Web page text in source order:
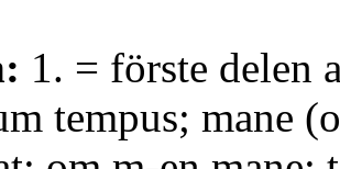
1. = förste delen
tempus; mane